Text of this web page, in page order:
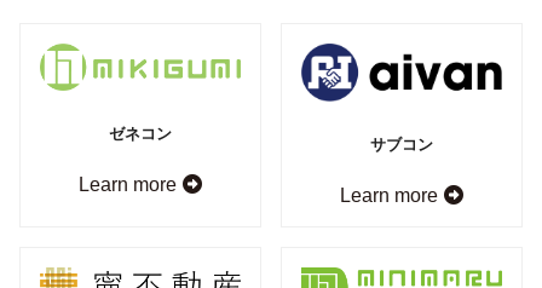
ゼネコン
Learn more
サブコン
Learn more